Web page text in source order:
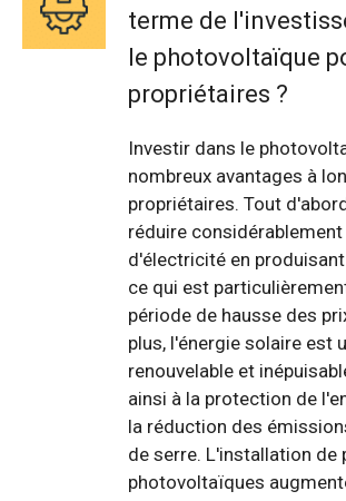
terme de
le photovoltaïque
propriétaires ?
Investir dans le
nombreux avantages à
propriétaires. Tout
réduire
d'électricité en
ce qui est
période de hausse des
plus, l'énergie solaire est
renouvelable et
ainsi à la protection de
la réduction des
de serre. L'installation de
photovoltaïques